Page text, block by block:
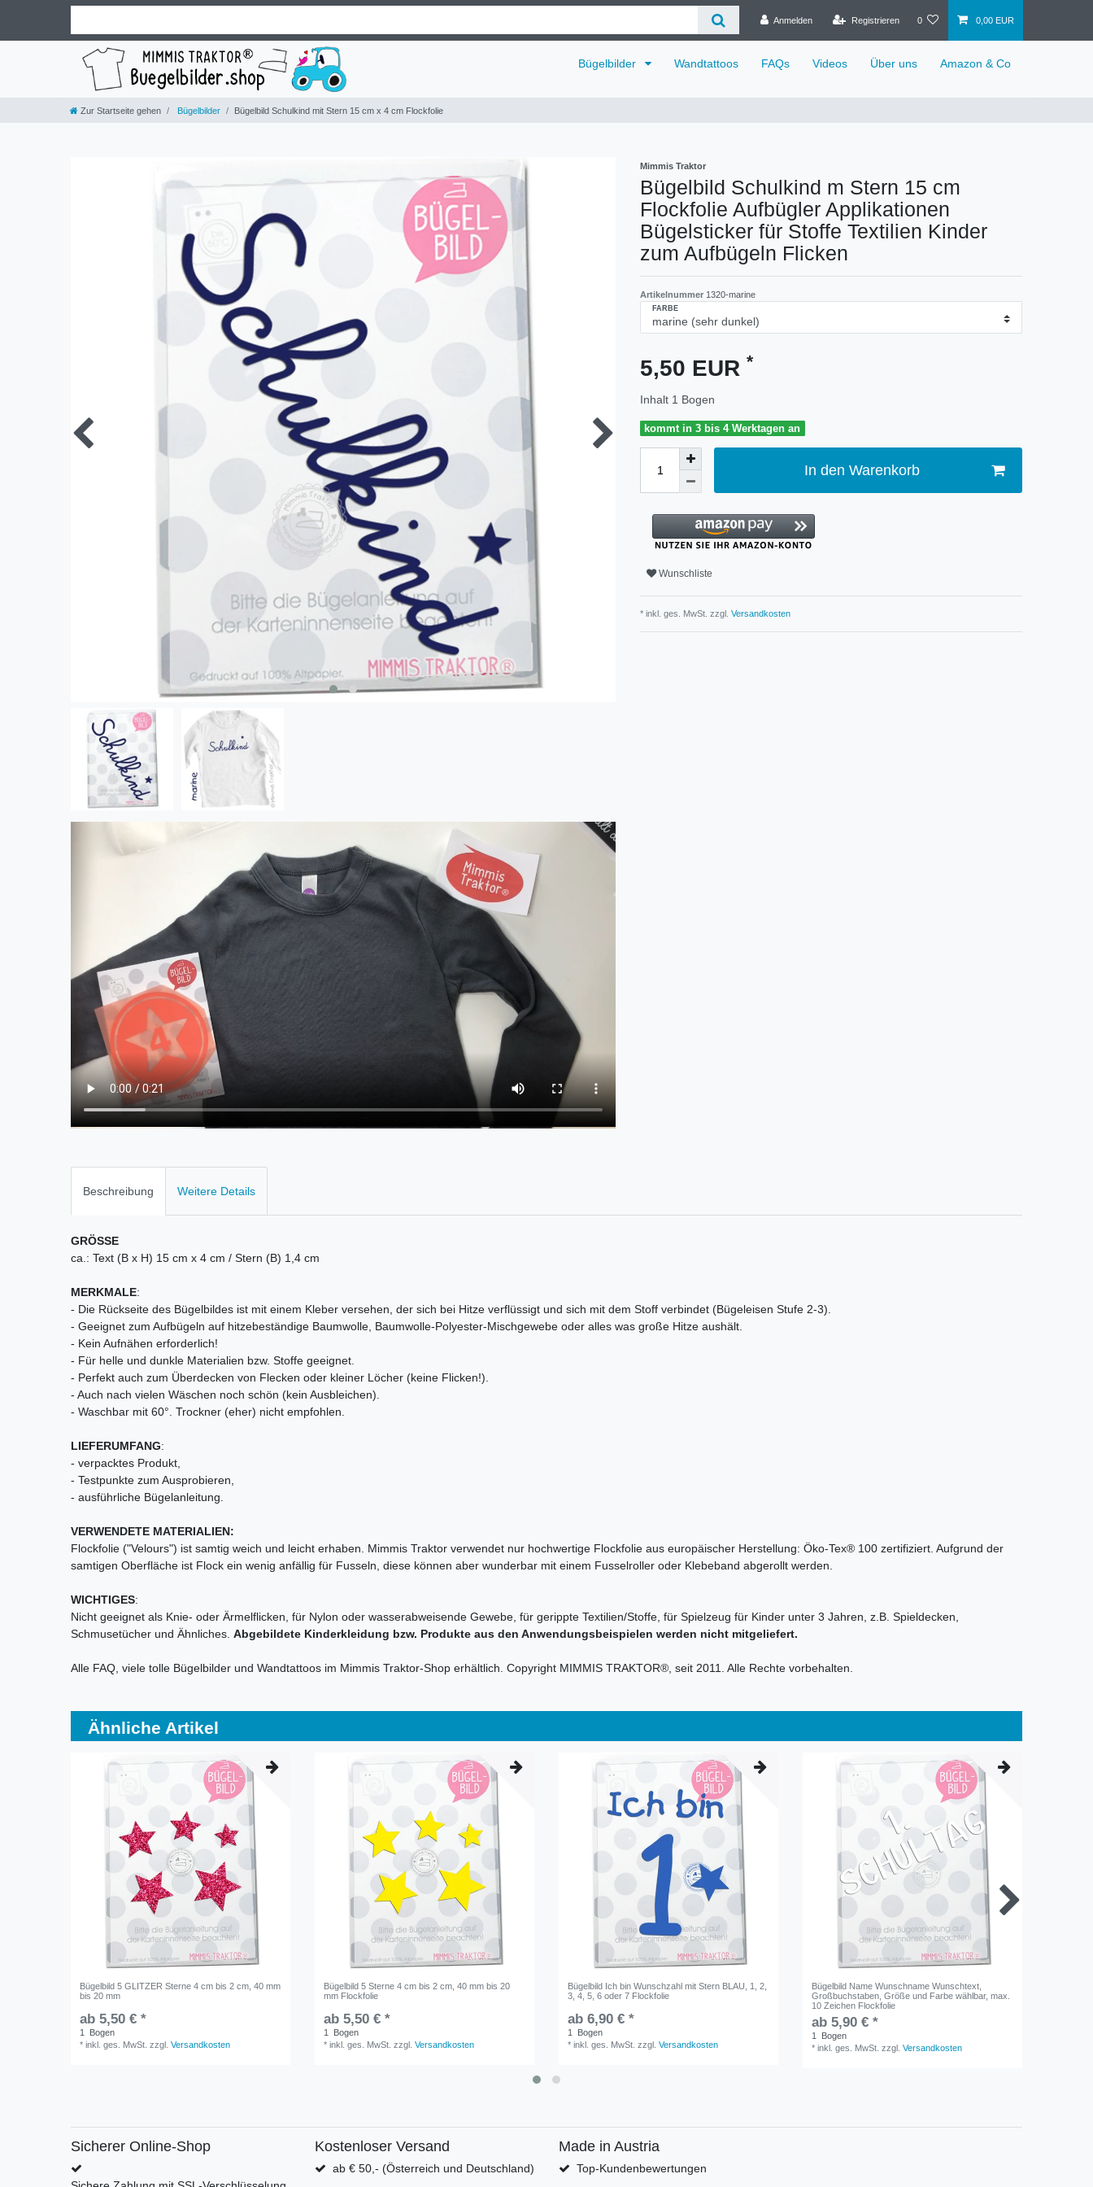
Anmelden Registrieren 0 0,00 EUR
Bügelbilder Wandtattoos FAQs Videos Über uns Amazon & Co
Zur Startseite gehen Bügelbilder Bügelbild Schulkind mit Stern 15 cm x 4 cm Flockfolie
Mimmis Traktor
Bügelbild Schulkind m Stern 15 cm
Flockfolie Aufbügler Applikationen
Bügelsticker für Stoffe Textilien Kinder
zum Aufbügeln Flicken
Artikelnummer 1320-marine
FARBE
5,50 EUR *
Inhalt 1 Bogen
kommt in 3 bis 4 Werktagen an
In den Warenkorb
Wunschliste
* inkl. ges. MwSt. zzgl. Versandkosten
Beschreibung Weitere Details
GRÖSSE
ca.: Text (B x H) 15 cm x 4 cm / Stern (B) 1,4 cm
MERKMALE:
- Die Rückseite des Bügelbildes ist mit einem Kleber versehen, der sich bei Hitze verflüssigt und sich mit dem Stoff verbindet (Bügeleisen Stufe 2-3).
- Geeignet zum Aufbügeln auf hitzebeständige Baumwolle, Baumwolle-Polyester-Mischgewebe oder alles was große Hitze aushält.
- Kein Aufnähen erforderlich!
- Für helle und dunkle Materialien bzw. Stoffe geeignet.
- Perfekt auch zum Überdecken von Flecken oder kleiner Löcher (keine Flicken!).
- Auch nach vielen Wäschen noch schön (kein Ausbleichen).
- Waschbar mit 60°. Trockner (eher) nicht empfohlen.
LIEFERUMFANG:
- verpacktes Produkt,
- Testpunkte zum Ausprobieren,
- ausführliche Bügelanleitung.
VERWENDETE MATERIALIEN:
Flockfolie ("Velours") ist samtig weich und leicht erhaben. Mimmis Traktor verwendet nur hochwertige Flockfolie aus europäischer Herstellung: Öko-Tex® 100 zertifiziert. Aufgrund der
samtigen Oberfläche ist Flock ein wenig anfällig für Fusseln, diese können aber wunderbar mit einem Fusselroller oder Klebeband abgerollt werden.
WICHTIGES:
Nicht geeignet als Knie- oder Ärmelflicken, für Nylon oder wasserabweisende Gewebe, für gerippte Textilien/Stoffe, für Spielzeug für Kinder unter 3 Jahren, z.B. Spieldecken,
Schmusetücher und Ähnliches. Abgebildete Kinderkleidung bzw. Produkte aus den Anwendungsbeispielen werden nicht mitgeliefert.
Alle FAQ, viele tolle Bügelbilder und Wandtattoos im Mimmis Traktor-Shop erhältlich. Copyright MIMMIS TRAKTOR®, seit 2011. Alle Rechte vorbehalten.
Ähnliche Artikel
Bügelbild 5 GLITZER Sterne 4 cm bis 2 cm, 40 mm
bis 20 mm
ab 5,50 € *
1
Bogen
*inkl. ges. MwSt. zzgl.Versandkosten
Bügelbild 5 Sterne 4 cm bis 2 cm, 40 mm bis 20
mm Flockfolie
ab 5,50 € *
1
Bogen
*inkl. ges. MwSt. zzgl.Versandkosten
Bügelbild Ich bin Wunschzahl mit Stern BLAU, 1, 2,
3, 4, 5, 6 oder 7 Flockfolie
ab 6,90 € *
1
Bogen
*inkl. ges. MwSt. zzgl.Versandkosten
Bügelbild Name Wunschname Wunschtext,
Großbuchstaben, Größe und Farbe wählbar, max.
10 Zeichen Flockfolie
ab 5,90 € *
1
Bogen
*inkl. ges. MwSt. zzgl.Versandkosten
Sicherer Online-Shop Kostenloser Versand
ab € 50,- (Österreich und Deutschland)
Made in Austria
Top-Kundenbewertungen